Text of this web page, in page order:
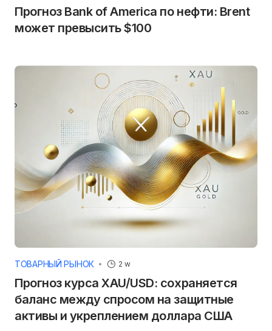
Прогноз Bank of America по нефти: Brent
может превысить $100
ТОВАРНЫЙ РЫНОК 2 w
Прогноз курса XAU/USD: сохраняется
баланс между спросом на защитные
активы и укреплением доллара США